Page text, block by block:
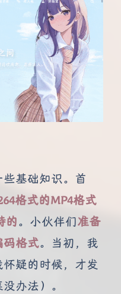
基础知识。首
格式的MP4格式
的。小伙伴们准备
码格式。当初，我
疑的时候，才发
办法）。